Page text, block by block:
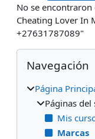
No se
Cheating Lover In
+27631787089"
Bloques
Salta Navegación
Navegación
Página
Páginas del
Mis
Marcas